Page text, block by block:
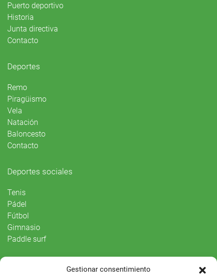
Gestionar consentimiento
Puerto deportivo
Historia
Junta directiva
Contacto
Deportes
Remo
Piragüismo
Vela
Natación
Baloncesto
Contacto
Deportes sociales
Tenis
Pádel
Fútbol
Gimnasio
Paddle surf